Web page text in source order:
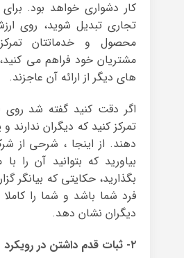
کار دشواری خواهد بود.
تجاری تبدیل شوید، روی
محصول و خدماتتان
مشتریان خود فراهم می
های دیگر از ارائه آن عاجزند.
اگر دقت کنید گفته شد روی
تمرکز کنید که دیگران ندارند و
دهند. از اینجا ، شرحی از
بیاورید که بتوانید آن را
بگذارید، حکایتی که بیانگر
فرد شما باشد و شما را
دیگران نشان دهد.
۲- ثبات قدم داشتن در رویکرد